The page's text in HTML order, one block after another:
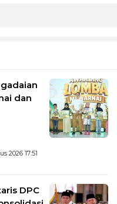
dan
2026 17:51
DPC